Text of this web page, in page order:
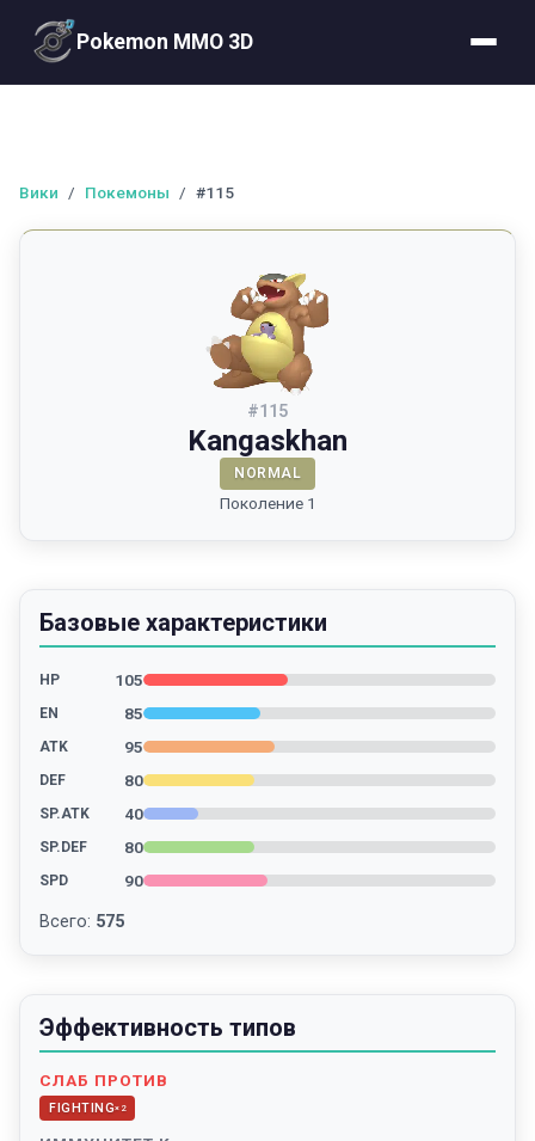
Pokemon MMO 3D
Вики / Покемоны / #115
#115
Kangaskhan
NORMAL
Поколение 1
Базовые характеристики
HP 105
EN 85
ATK 95
DEF 80
SP.ATK 40
SP.DEF 80
SPD 90
Всего: 575
Эффективность типов
СЛАБ ПРОТИВ
FIGHTING× 2